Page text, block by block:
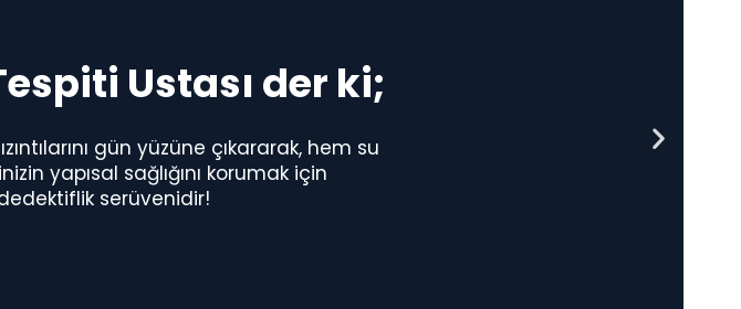
Ustası der ki;
gün yüzüne çıkararak, hem su
yapısal sağlığını korumak için
serüvenidir!